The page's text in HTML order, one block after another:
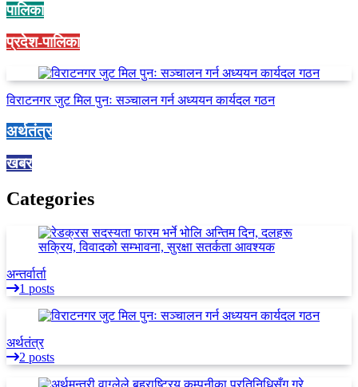
पालिका
प्रदेश-पालिका
विराटनगर जुट मिल पुनः सञ्चालन गर्न अध्ययन कार्यदल गठन
अर्थतंत्र
खबर
Categories
अन्तर्वार्ता
1 posts
अर्थतंत्र
2 posts